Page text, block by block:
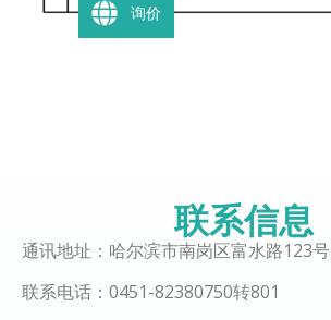
联系信息
通讯地址：哈尔滨市南岗区富水路123号
联系电话：0451-82380750转801
询价